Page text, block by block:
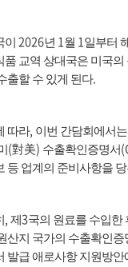
이 2026년 1월 1일부터
품 교역 상대국은 미국
출할 수 있게 된다.
따라, 이번 간담회에서
(對美) 수출확인증명서
등 업계의 준비사항을
, 제 3국의 원료를 수입한
산지 국가의 수출확인
발급 애로사항 지원방